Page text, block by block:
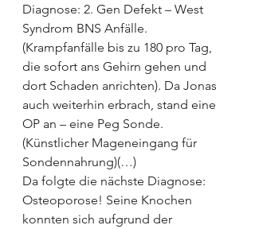
Diagnose: 2. Gen Defekt – West
Syndrom BNS Anfälle.
(Krampfanfälle bis zu 180 pro Tag,
die sofort ans Gehirn gehen und
dort Schaden anrichten). Da Jonas
auch weiterhin erbrach, stand eine
OP an – eine Peg Sonde.
(Künstlicher Mageneingang für
Sondennahrung)(…)
Da folgte die nächste Diagnose:
Osteoporose! Seine Knochen
konnten sich aufgrund der